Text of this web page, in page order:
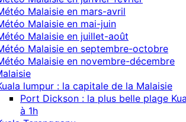
Malaisie en mars-avril
Malaisie en mai-juin
Malaisie en juillet-août
Malaisie en septembre-octobre
Malaisie en novembre-décembre
lumpur : la capitale de la Malaisie
Port Dickson : la plus belle plage
à 1h